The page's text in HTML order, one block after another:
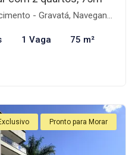
- Gravatá, Navegantes-SC
1 Vaga 75 m²
Pronto para Morar